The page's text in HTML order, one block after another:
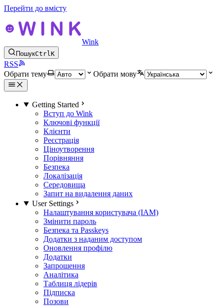
Перейти до вмісту
Wink
ПошукCtrlK
RSS
Обрати тему
Обрати мову
Getting Started
Вступ до Wink
Ключові функції
Клієнти
Реєстрація
Ціноутворення
Порівняння
Безпека
Локалізація
Середовища
Запит на видалення даних
User Settings
Налаштування користувача (IAM)
Змінити пароль
Безпека та Passkeys
Додатки з наданим доступом
Оновлення профілю
Додатки
Запрошення
Аналітика
Таблиця лідерів
Підписка
Позови